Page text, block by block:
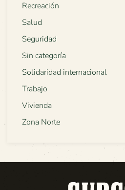
Recreación
Salud
Seguridad
Sin categoría
Solidaridad internacional
Trabajo
Vivienda
Zona Norte